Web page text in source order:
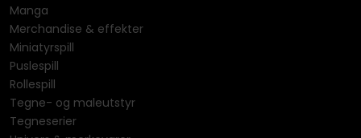
Manga
Merchandise & effekter
Miniatyrspill
Puslespill
Rollespill
Tegne- og maleutstyr
Tegneserier